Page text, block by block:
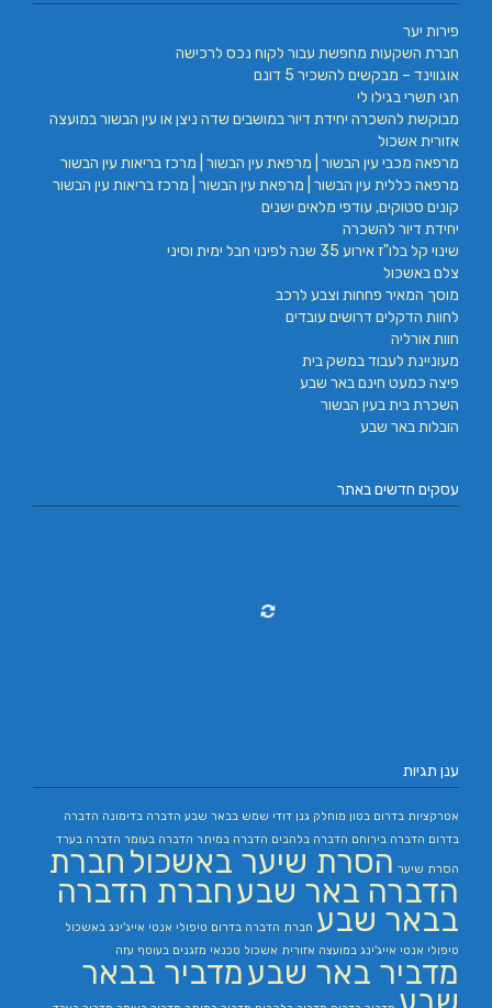
פירות יער
חברת השקעות מחפשת עבור לקוח נכס לרכישה
אוגווינד – מבקשים להשכיר 5 דונם
חגי תשרי בגילו לי
מבוקשת להשכרה יחידת דיור במושבים שדה ניצן או עין הבשור במועצה
אזורית אשכול
מרפאה מכבי עין הבשור | מרפאת עין הבשור | מרכז בריאות עין הבשור
מרפאה כללית עין הבשור | מרפאת עין הבשור | מרכז בריאות עין הבשור
קונים סטוקים, עודפי מלאים ישנים
יחידת דיור להשכרה
שינוי קל בלו"ז אירוע 35 שנה לפינוי חבל ימית וסיני
צלם באשכול
מוסך המאיר פחחות וצבע לרכב
לחוות הדקלים דרושים עובדים
חוות אורליה
מעוניינת לעבוד במשק בית
פיצה כמעט חינם באר שבע
השכרת בית בעין הבשור
הובלות באר שבע
עסקים חדשים באתר
ענן תגיות
אטרקציות בדרום בטון מוחלק גנן דודי שמש בבאר שבע הדברה בדימונה הדברה
בדרום הדברה בירוחם הדברה בלהבים הדברה במיתר הדברה בעומר הדברה בערד
הסרת שיער הסרת שיער באשכול חברת
הדברה באר שבעחברת הדברה
בבאר שבע חברת הדברה בדרום טיפולי אנטי אייג'ינג באשכול
טיפולי אנטי אייג'ינג במועצה אזורית אשכול טכנאי מזגנים בעוטף עזה
מדביר באר שבעמדביר בבאר